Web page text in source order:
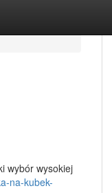
wybór wysokiej
na-kubek-